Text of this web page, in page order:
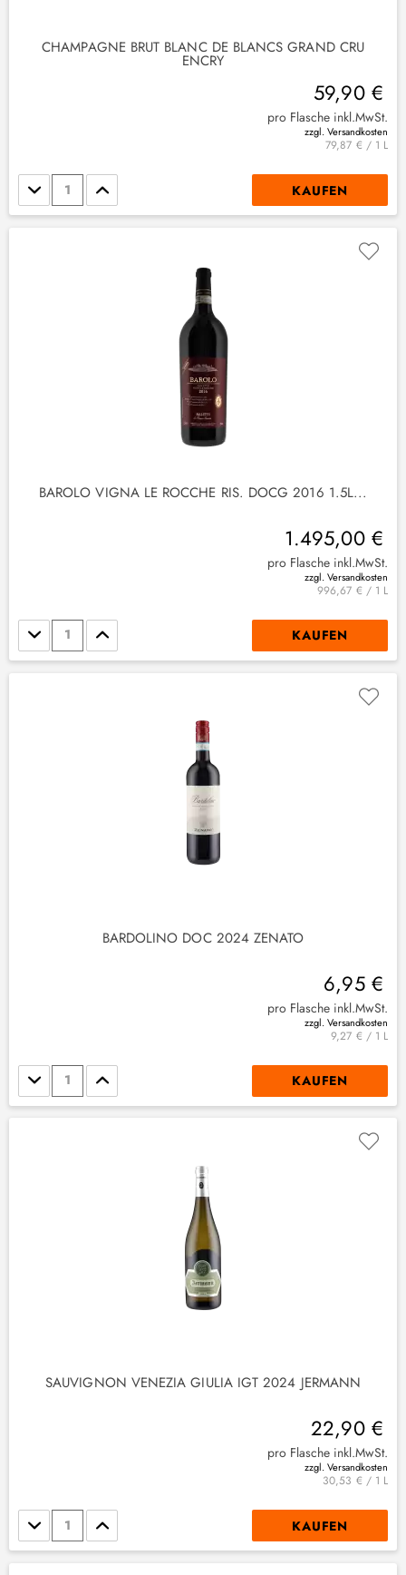
CHAMPAGNE BRUT BLANC DE BLANCS GRAND CRU
ENCRY
59,90 €
pro Flasche inkl.MwSt.
zzgl. Versandkosten
79,87 € / 1 L
Stückzahl KAUFEN
BAROLO VIGNA LE ROCCHE RIS. DOCG 2016 1.5L...
1.495,00 €
pro Flasche inkl.MwSt.
zzgl. Versandkosten
996,67 € / 1 L
Stückzahl KAUFEN
BARDOLINO DOC 2024 ZENATO
6,95 €
pro Flasche inkl.MwSt.
zzgl. Versandkosten
9,27 € / 1 L
Stückzahl KAUFEN
SAUVIGNON VENEZIA GIULIA IGT 2024 JERMANN
22,90 €
pro Flasche inkl.MwSt.
zzgl. Versandkosten
30,53 € / 1 L
Stückzahl KAUFEN